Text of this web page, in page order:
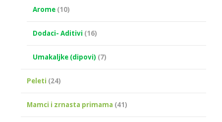
Arome (10)
Dodaci- Aditivi (16)
Umakaljke (dipovi) (7)
Peleti (24)
Mamci i zrnasta primama (41)